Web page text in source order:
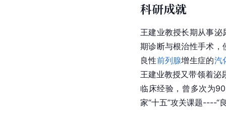
科研成就
王建业教授长期从事
期诊断与根治性手术，
良性前列腺增生症的汽
王建业教授又带领着泌
临床经验，曾多次为
家“十五”攻关课题----“